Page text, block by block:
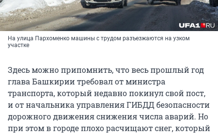
На улица Пархоменко машины с трудом разъезжаются на узком
участке
Здесь можно припомнить, что весь прошлый год
глава Башкирии требовал от министра
транспорта, который недавно покинул свой пост,
и от начальника управления ГИБДД безопасности
дорожного движения снижения числа аварий. Но
при этом в городе плохо расчищают снег, который